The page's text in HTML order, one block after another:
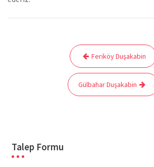
Feriköy Duşakabin
Gülbahar Duşakabin
Talep Formu